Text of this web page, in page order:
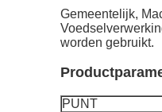
Gemeentelijk,
worden gebruikt.
PUNT